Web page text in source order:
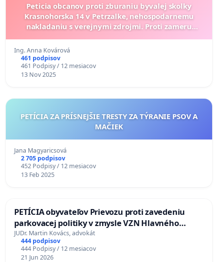
Peticia obcanov proti zburaniu byvalej skolky
Krasnohorska 14 v Petrzalke, nehospodarnemu
nakladaniu s verejnymi zdrojmi. Proti zameru
Ing. Anna Kovárová
461 podpisov
461 Podpisy / 12 mesiacov
13 Nov 2025
PETÍCIA ZA PRÍSNEJŠIE TRESTY ZA TÝRANIE PSOV A
MAČIEK
Jana Magyaricsová
2 705 podpisov
452 Podpisy / 12 mesiacov
13 Feb 2025
PETÍCIA obyvateľov Prievozu proti zavedeniu
parkovacej politiky v zmysle VZN Hlavného
mesta SR Bratislavy č. 3/2025 zo dňa 19.06.2025 o
dočasnom parkovaní motorových vozidiel
JUDr. Martin Kovács, advokát
444 podpisov
444 Podpisy / 12 mesiacov
21 Jun 2026